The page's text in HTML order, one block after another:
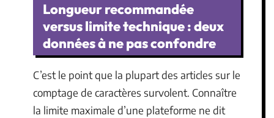
Longueur recommandée
versus limite technique : deux
données à ne pas confondre
C’est le point que la plupart des articles sur le
comptage de caractères survolent. Connaître
la limite maximale d’une plateforme ne dit